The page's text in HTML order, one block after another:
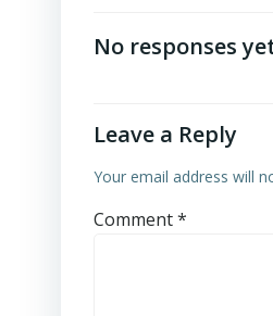
No responses
Leave a Reply
Your email address will
Comment*